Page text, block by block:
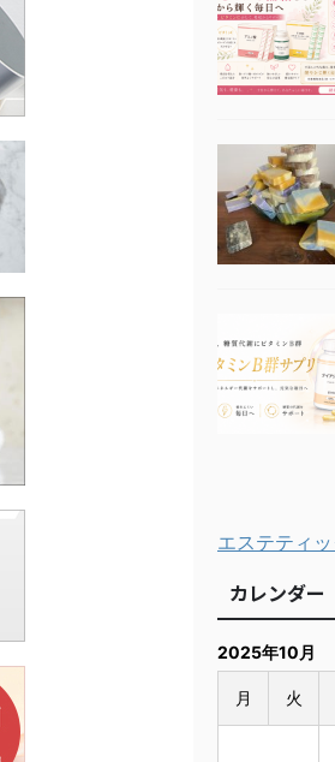
エステティ
カレンダー
2025年10月
月 火